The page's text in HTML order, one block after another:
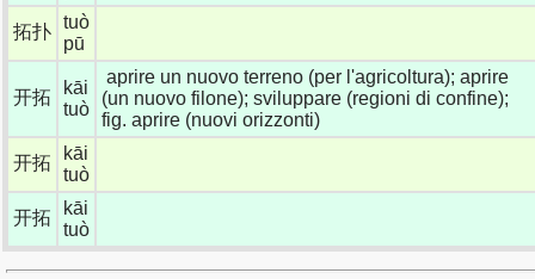
拓扑 tuò
pū
开拓
kāi
tuò
aprire un nuovo terreno (per l'agricoltura); aprire
(un nuovo filone); sviluppare (regioni di confine);
fig. aprire (nuovi orizzonti)
开拓
kāi
tuò
开拓
kāi
tuò